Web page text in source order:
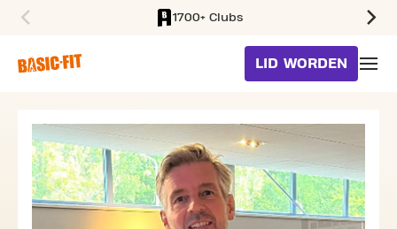
1700+ Clubs
LID WORDEN